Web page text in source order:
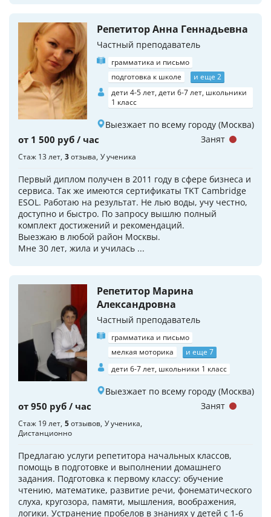
Репетитор Анна Геннадьевна
Частный преподаватель
грамматика и письмо
подготовка к школе
и еще 2
дети 4-5 лет, дети 6-7 лет, школьники
1 класс
Выезжает по всему городу (Москва)
от 1 500 руб / час
Стаж 13 лет 3отзыва У ученика
Первый диплом получен в 2011 году в сфере бизнеса и
сервиса. Так же имеются сертификаты TKT Cambridge
ESOL. Работаю на результат. Не лью воды, учу честно,
доступно и быстро. По запросу вышлю полный
комплект достижений и рекомендаций.
Выезжаю в любой район Москвы.
Мне 30 лет, жила и училась ...
Занят
Репетитор Марина
Александровна
Частный преподаватель
грамматика и письмо
мелкая моторика
и еще 7
дети 6-7 лет, школьники 1 класс
Выезжает по всему городу (Москва)
от 950 руб / час
Стаж 19 лет 5отзывов У ученика
Дистанционно
Предлагаю услуги репетитора начальных классов,
помощь в подготовке и выполнении домашнего
задания. Подготовка к первому классу: обучение
чтению, математике, развитие речи, фонематического
слуха, кругозора, памяти, мышления, воображения,
логики. Устранение пробелов в знаниях у детей с 1-6
Занят